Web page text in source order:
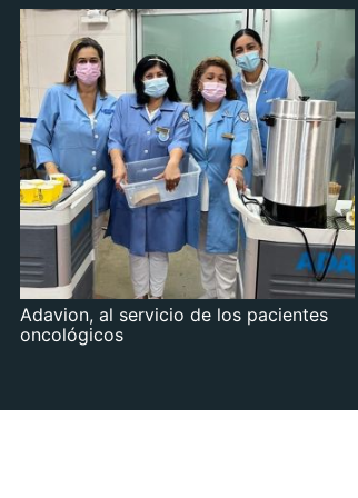
Adavion, al servicio de los pacientes
oncológicos